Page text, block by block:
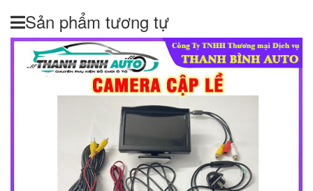
Sản phẩm tương tự